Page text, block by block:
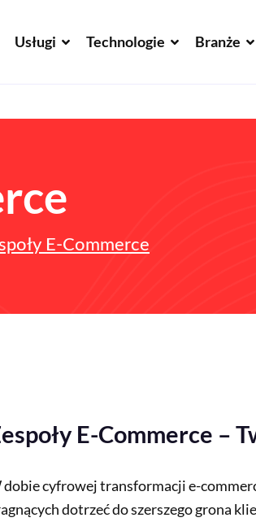
Usługi Technologie Branże
E-Commerce
E-Commerce –
dobie cyfrowej transformacji e-
dotrzeć do szerszego grona